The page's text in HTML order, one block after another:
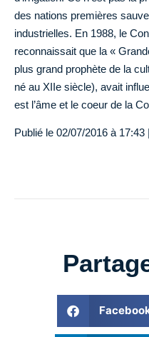
des nations premières
industrielles. En 1988, le
reconnaissait que la «
plus grand prophète de la
né au XIIe siècle), avait
est l’âme et le coeur de la
Publié le 02/07/2016 à 17:43